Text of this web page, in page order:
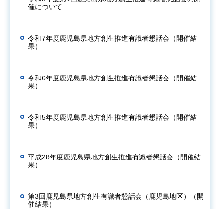
催について
令和7年度鹿児島県地方創生推進有識者懇話会（開催結
果）
令和6年度鹿児島県地方創生推進有識者懇話会（開催結
果）
令和5年度鹿児島県地方創生推進有識者懇話会（開催結
果）
平成28年度鹿児島県地方創生推進有識者懇話会（開催結
果）
第3回鹿児島県地方創生有識者懇話会（鹿児島地区）（開
催結果）